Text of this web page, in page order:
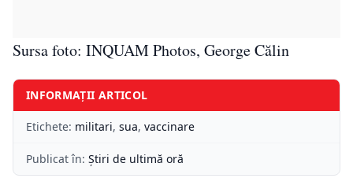
Sursa foto: INQUAM Photos, George Călin
INFORMAȚII ARTICOL
Etichete: militari, sua, vaccinare
Publicat în: Știri de ultimă oră